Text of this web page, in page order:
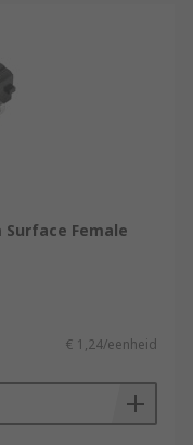
Surface Female
€ 1,24/eenheid